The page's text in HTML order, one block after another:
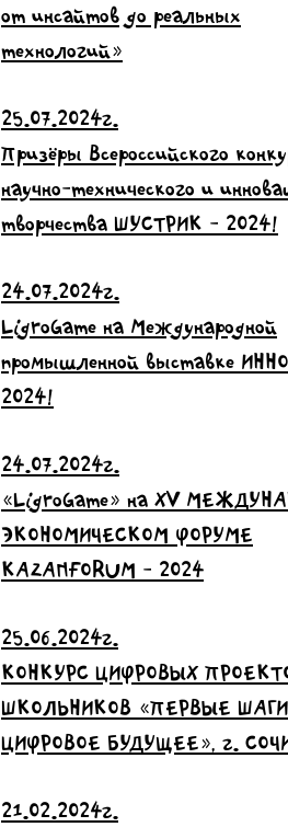
от инсайтов до реальных
технологий»
25.07.2024г.
Призёры Всероссийского
научно-технического и
творчества ШУСТРИК - 2024!
24.07.2024г.
LigroGame на Международной
промышленной выставке
2024!
24.07.2024г.
«LigroGame» на ХV
ЭКОНОМИЧЕСКОМ ФОРУМЕ
KAZANFORUM - 2024
25.06.2024г.
КОНКУРС ЦИФРОВЫХ
ШКОЛЬНИКОВ «ПЕРВЫЕ
ЦИФРОВОЕ БУДУЩЕЕ», г.
21.02.2024г.